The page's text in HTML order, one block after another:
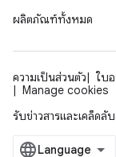
ผลิตภัณฑ์ทั้งหมด
ความเป็นส่วนตัว ใบ
Manage cookies
รับข่าวสารและเคล็ดลั